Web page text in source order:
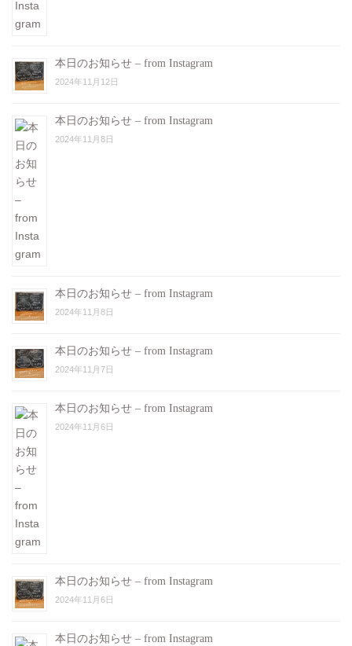
本日のお知らせ – from Instagram
2024年11月12日
本日のお知らせ – from Instagram
2024年11月8日
本日のお知らせ – from Instagram
2024年11月8日
本日のお知らせ – from Instagram
2024年11月7日
本日のお知らせ – from Instagram
2024年11月6日
本日のお知らせ – from Instagram
2024年11月6日
本日のお知らせ – from Instagram